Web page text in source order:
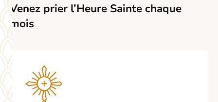
Venez prier l’Heure Sainte chaque
mois